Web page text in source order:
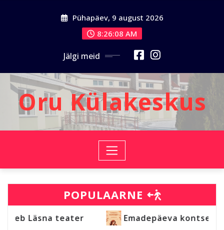
Pühapäev, 9 august 2026
8:26:08 AM
Jälgi meid
Oru Külakeskus
POPULAARNE
Läsna teater Emadepäeva kontsert